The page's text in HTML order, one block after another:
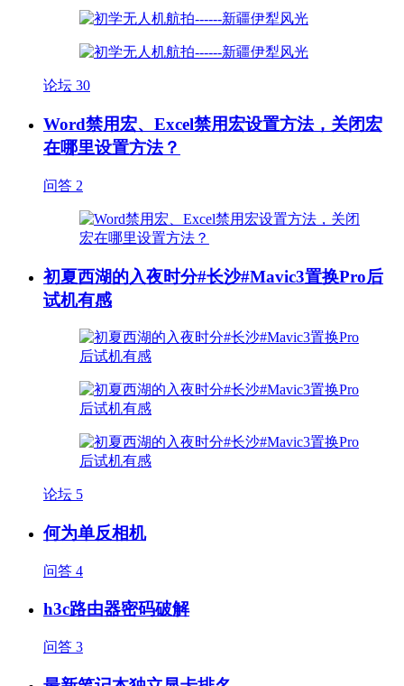
论坛 30
Word禁用宏、Excel禁用宏设置方法，关闭宏
在哪里设置方法？
问答 2
初夏西湖的入夜时分#长沙#Mavic3置换Pro后
试机有感
论坛 5
何为单反相机
问答 4
h3c路由器密码破解
问答 3